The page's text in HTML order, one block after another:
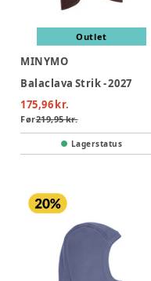
Outlet
MINYMO
Balaclava Strik - 2027
175,96 kr.
Før219,95 kr.
Lagerstatus